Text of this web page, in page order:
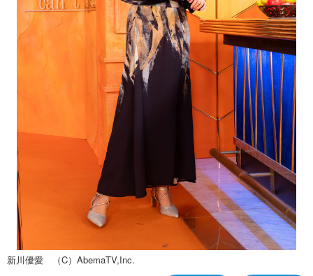
新川優愛 （C）AbemaTV,Inc.